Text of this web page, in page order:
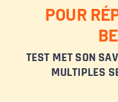
POUR
TEST MET SON
MULTIPLES